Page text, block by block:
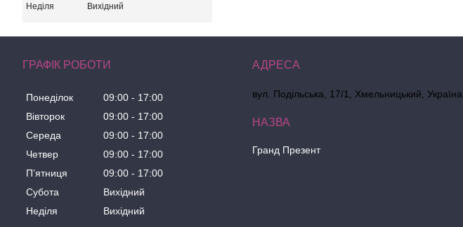
Неділя
Вихідний
ГРАФІК РОБОТИ
Понеділок 09:00
17:00
Вівторок
09:00
17:00
Середа
09:00
17:00
Четвер
09:00
17:00
Пʼятниця
09:00
17:00
Субота
Вихідний
Неділя
Вихідний
вул. Подільська, 17/1, Хмельницький, Україна
Гранд Презент